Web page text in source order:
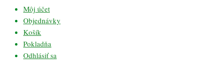
Môj účet
Objednávky
Košík
Pokladňa
Odhlásiť sa